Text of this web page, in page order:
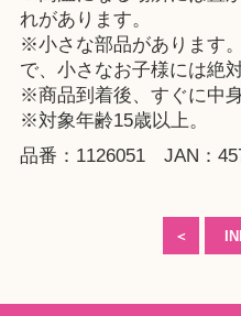
れがあります。
※小さな部品があります
で、小さなお子様には絶
※商品到着後、すぐに中
※対象年齢15歳以上。
品番：1126051 JAN：
＜